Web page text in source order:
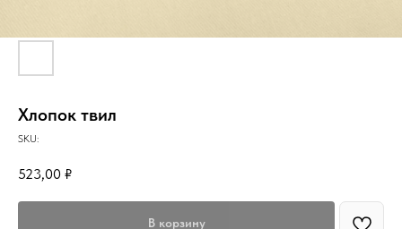
Хлопок твил
SKU:
523,00 ₽
В корзину